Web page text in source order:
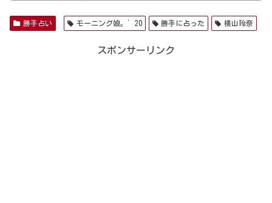
勝手占い モーニング娘。’20 勝手に占った 横山玲奈
スポンサーリンク